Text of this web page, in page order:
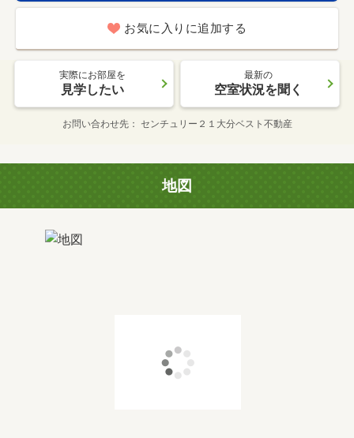
お気に入りに追加する
実際にお部屋を
見学したい
最新の
空室状況を聞く
お問い合わせ先 センチュリー２１大分ベスト不動産
地図